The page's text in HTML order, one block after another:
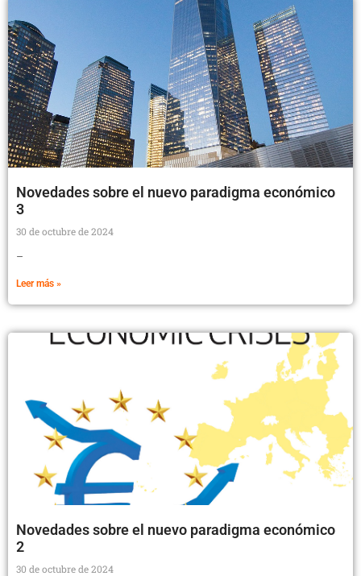
Novedades sobre el nuevo paradigma económico
3
30 de octubre de 2024
–
Leer más »
Novedades sobre el nuevo paradigma económico
2
30 de octubre de 2024